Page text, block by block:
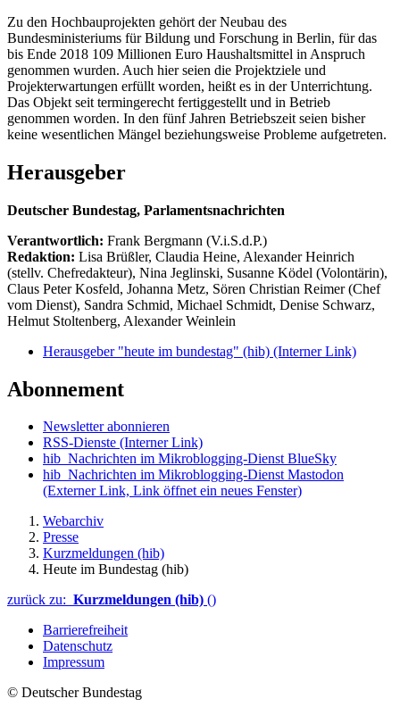
Zu den Hochbauprojekten gehört der Neubau des
Bundesministeriums für Bildung und Forschung in Berlin, für das
bis Ende 2018 109 Millionen Euro Haushaltsmittel in Anspruch
genommen wurden. Auch hier seien die Projektziele und
Projekterwartungen erfüllt worden, heißt es in der Unterrichtung.
Das Objekt seit termingerecht fertiggestellt und in Betrieb
genommen worden. In den fünf Jahren Betriebszeit seien bisher
keine wesentlichen Mängel beziehungsweise Probleme aufgetreten.
Herausgeber
Deutscher Bundestag, Parlamentsnachrichten
Verantwortlich: Frank Bergmann (V.i.S.d.P.)
Redaktion: Lisa Brüßler, Claudia Heine, Alexander Heinrich
(stellv. Chefredakteur), Nina Jeglinski, Susanne Ködel (Volontärin),
Claus Peter Kosfeld, Johanna Metz, Sören Christian Reimer (Chef
vom Dienst), Sandra Schmid, Michael Schmidt, Denise Schwarz,
Helmut Stoltenberg, Alexander Weinlein
Herausgeber "heute im bundestag" (hib) (Interner Link)
Abonnement
Newsletter abonnieren
RSS-Dienste (Interner Link)
hib_Nachrichten im Mikroblogging-Dienst BlueSky
hib_Nachrichten im Mikroblogging-Dienst Mastodon
(Externer Link, Link öffnet ein neues Fenster)
Webarchiv
Presse
Kurzmeldungen (hib)
Heute im Bundestag (hib)
zurück zu: Kurzmeldungen (hib) ()
Barrierefreiheit
Datenschutz
Impressum
© Deutscher Bundestag